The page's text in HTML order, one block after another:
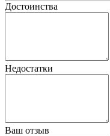
Достоинства
Недостатки
Ваш отзыв